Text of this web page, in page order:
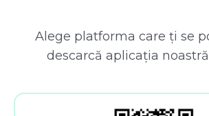
Alege platforma care ți se
descarcă aplicația